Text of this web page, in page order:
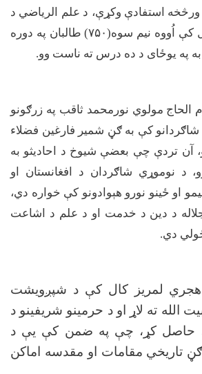
ورڅخه استفادې وکړې، د علم الریاضي د
کې اُووه نیم سوه(۷۵۰)
طالبان په دوره
په یوځای د ده درس ته ناست وو.
الحاج مولوي نورمحمد ثاقب په زرګونو
کې به ګڼ شمیر فارغین فضلاء
آن تردې چې بعضې شیوخ د احادیثو به
د نوموړي شاګردان د افغانستان او
او ځینو نورو هېوادونو کې خواره دي،
د دین د خدمت او د علم د اشاعت
دي.
هجري لمریز کال کې د شپږویشت
الله ته لاړ او د حرمینو شریفینو د
حاصل کړ، چې په ضمن کې یې د
تاریخي مقامات او مقدسه اماکن